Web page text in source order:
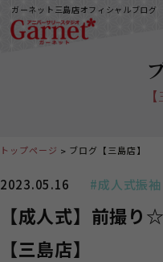
ガーネット三島店オフィシャルブログ
2023.05.16 #成人式振袖
【成人式】前撮
【三島店】
トップページ ブログ【三島店】